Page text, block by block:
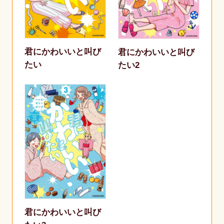
君にかわいいと叫び
たい
君にかわいいと叫び
たい2
君にかわいいと叫び